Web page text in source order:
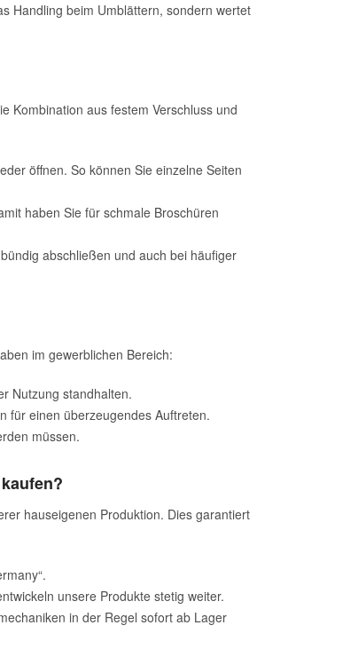
Handling beim Umblättern, sondern wertet
Kombination aus festem Verschluss und
öffnen. So können Sie einzelne Seiten
haben Sie für schmale Broschüren
abschließen und auch bei häufiger
im gewerblichen Bereich:
Nutzung standhalten.
für einen überzeugendes Auftreten.
müssen.
hauseigenen Produktion. Dies garantiert
unsere Produkte stetig weiter.
in der Regel sofort ab Lager